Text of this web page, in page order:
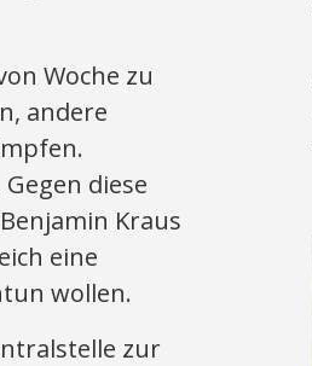
Woche zu
andere
diese
Kraus
eine
wollen.
zur